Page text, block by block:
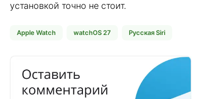
установкой точно не стоит.
Apple Watch watchOS 27 Русская Siri